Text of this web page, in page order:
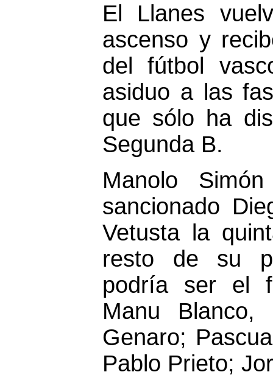
El Llanes
ascenso y
del fútbol
asiduo a las
que sólo ha
Segunda B.
Manolo
sancionado
Vetusta la
resto de su
podría ser el
Manu Blanco,
Genaro;
Pablo Prieto;